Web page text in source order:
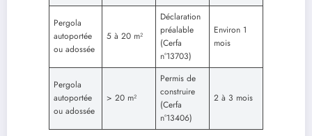
Pergola
autoportée
ou adossée
5 à 20 m²
Déclaration
préalable
(Cerfa
n°13703)
Environ 1
mois
Pergola
autoportée
ou adossée
> 20 m²
Permis de
construire
(Cerfa
n°13406)
2 à 3 mois